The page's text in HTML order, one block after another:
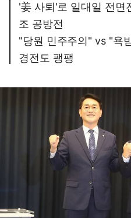
'姜 사퇴'로 일대일 전면
조 공방전
"당원 민주주의" vs "욕
경전도 팽팽